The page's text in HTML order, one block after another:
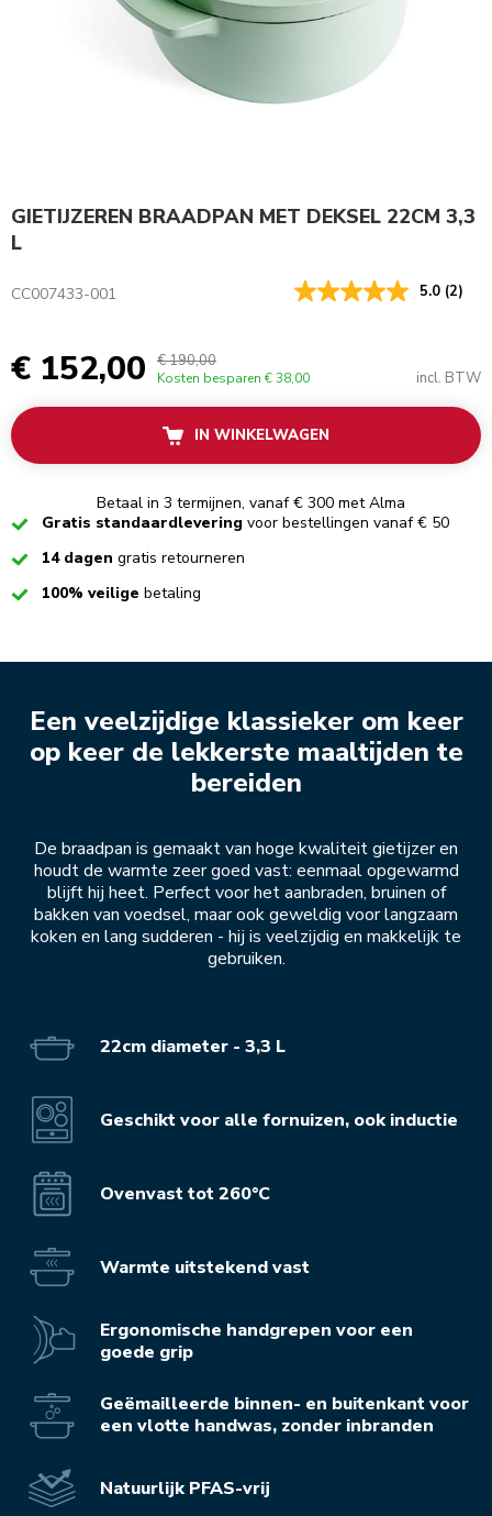
GIETIJZEREN BRAADPAN MET DEKSEL 22CM 3,3
L
CC007433-001 5.0 (2)
€ 152,00 € 190,00
Kosten besparen € 38,00 incl. BTW
IN WINKELWAGEN
Betaal in 3 termijnen, vanaf € 300 met Alma
CheckedGratis standaardlevering voor bestellingen vanaf € 50
Checked14 dagen gratis retourneren
Checked100% veilige betaling
Een veelzijdige klassieker om keer
op keer de lekkerste maaltijden te
bereiden
De braadpan is gemaakt van hoge kwaliteit gietijzer en
houdt de warmte zeer goed vast: eenmaal opgewarmd
blijft hij heet. Perfect voor het aanbraden, bruinen of
bakken van voedsel, maar ook geweldig voor langzaam
koken en lang sudderen - hij is veelzijdig en makkelijk te
gebruiken.
22cm diameter - 3,3 L
Geschikt voor alle fornuizen, ook inductie
Ovenvast tot 260°C
Warmte uitstekend vast
Ergonomische handgrepen voor een
goede grip
Geëmailleerde binnen- en buitenkant voor
een vlotte handwas, zonder inbranden
Natuurlijk PFAS-vrij